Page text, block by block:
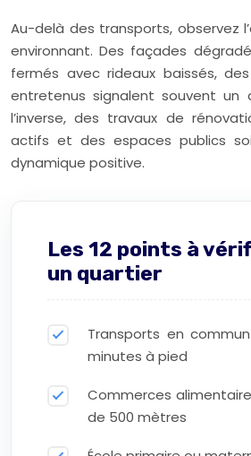
Au-delà des transports, observez
environnant. Des façades
fermés avec rideaux baissés,
entretenus signalent souvent un
l’inverse, des travaux de
actifs et des espaces publics
dynamique positive.
Les 12 points à
un quartier
Transports en
minutes à pied
Commerces
de 500 mètres